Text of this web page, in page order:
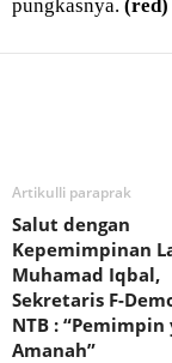
pungkasnya. (red)
Artikulli paraprak
Salut dengan
Kepemimpinan
Muhamad Iqbal,
Sekretaris F-
NTB : “Pemimpin
Amanah”